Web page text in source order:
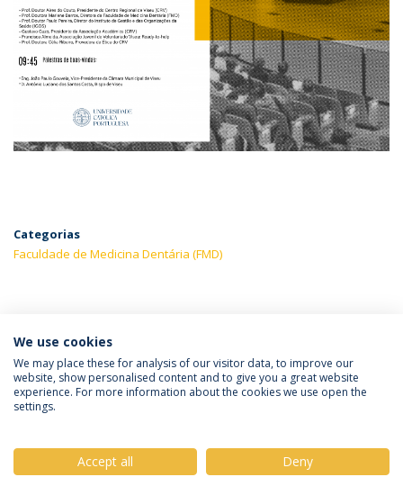
Categorias
Faculdade de Medicina Dentária (FMD)
ÚLTIMAS NOTÍCIAS
Política de Privacidade
Termos & Condições
We use cookies
We may place these for analysis of our visitor data, to improve our
website, show personalised content and to give you a great website
experience. For more information about the cookies we use open the
settings.
Accept all Deny